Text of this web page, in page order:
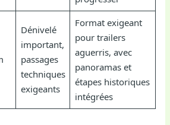
Dénivelé
important,
passages
techniques
exigeants
Format exigeant
pour trailers
aguerris, avec
panoramas et
étapes historiques
intégrées